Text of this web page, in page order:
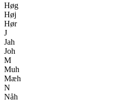
Høg
Høj
Hør
J
Jah
Joh
M
Muh
Mæh
N
Nåh